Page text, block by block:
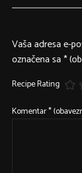
Vaša adresa e-
označena sa*
Recipe Rating
Komentar*